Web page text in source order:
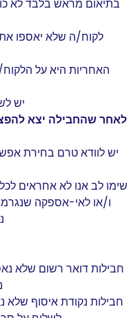
בתיאום מראש בלבד לא
האחריות היא על
יש
לאחר שהחבילה יצא
יש לוודא טרם בחירת
שימו לב אנו לא אחראים
ו/או לאי-אספקה
חבילות דואר רשום שלא
חבילות נקודת איסוף שלא